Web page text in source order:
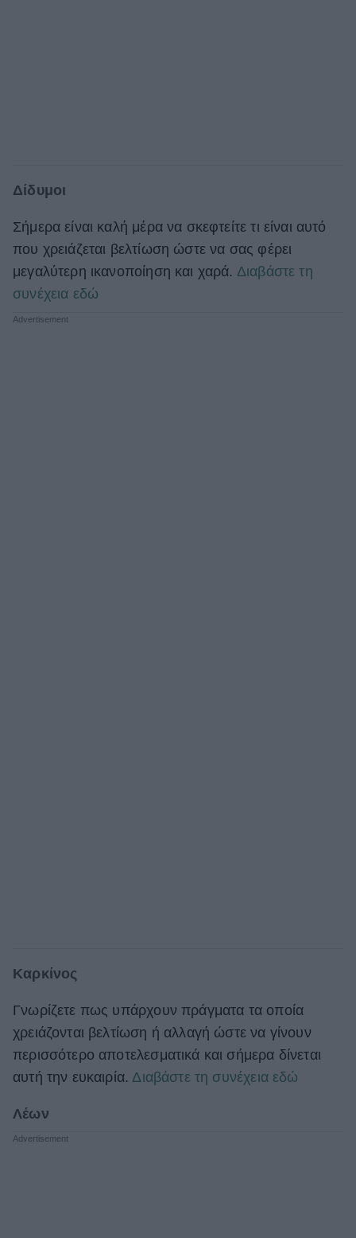
Δίδυμοι
Σήμερα είναι καλή μέρα να σκεφτείτε τι είναι αυτό
που χρειάζεται βελτίωση ώστε να σας φέρει
μεγαλύτερη ικανοποίηση και χαρά. Διαβάστε τη
συνέχεια εδώ
Καρκίνος
Γνωρίζετε πως υπάρχουν πράγματα τα οποία
χρειάζονται βελτίωση ή αλλαγή ώστε να γίνουν
περισσότερο αποτελεσματικά και σήμερα δίνεται
αυτή την ευκαιρία.Διαβάστε τη συνέχεια εδώ
Λέων